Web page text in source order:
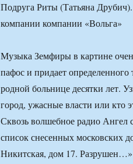
Подруга Риты (Татьяна
компании компании «Вольга»
Музыка Земфиры в картине
пафос и придает
родной больнице десятки лет.
город, ужасные власти или кто
Сквозь волшебное радио Ангел
список снесенных московских
Никитская, дом 17.